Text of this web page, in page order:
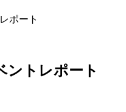
ポート
ントレポート